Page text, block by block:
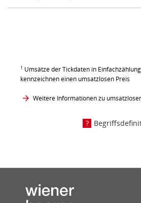
1 Umsätze der Tickdaten in
kennzeichnen einen umsatzlosen Preis
Weitere Informationen zu